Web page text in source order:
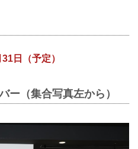
日（予定）
ー（集合写真左から）